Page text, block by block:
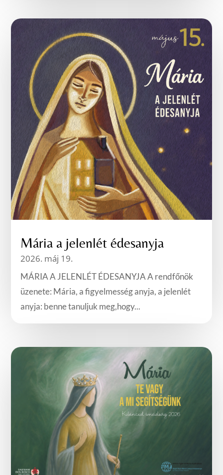
Mária a jelenlét édesanyja
2026. máj 19.
MÁRIA A JELENLÉT ÉDESANYJA A rendfőnök
üzenete: Mária, a figyelmesség anyja, a jelenlét
anyja: benne tanuljuk meg,hogy...